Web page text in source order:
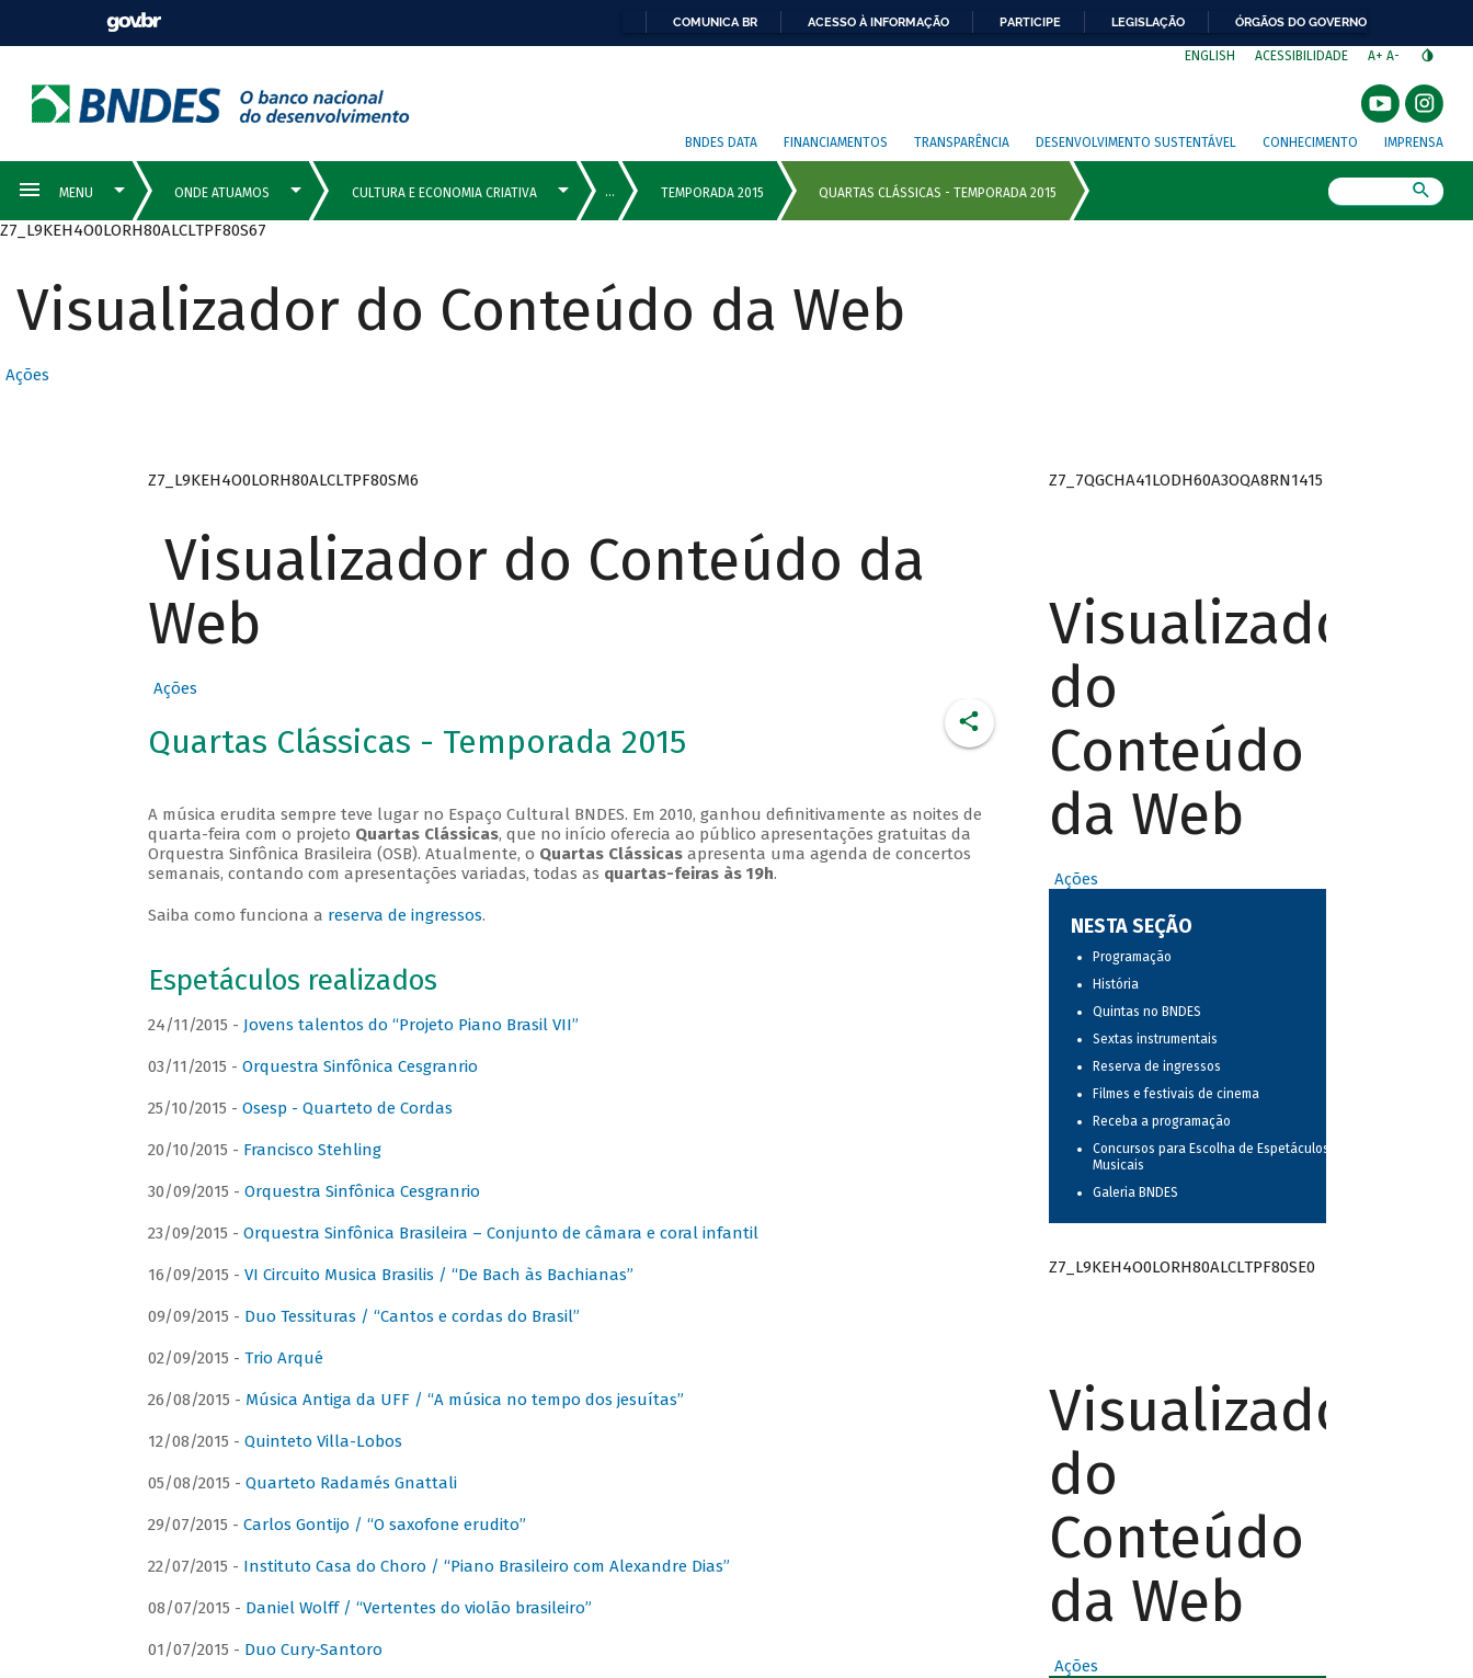
COMUNICA BR ACESSO À INFORMAÇÃO PARTICIPE LEGISLAÇÃO ÓRGÃOS DO GOVERNO
ENGLISH ACESSIBILIDADE A+ A-
BNDES DATA FINANCIAMENTOS TRANSPARÊNCIA DESENVOLVIMENTO SUSTENTÁVEL CONHECIMENTO IMPRENSA
Z7_L9KEH4O0LORH80ALCLTPF80S67
Visualizador do Conteúdo da Web
Ações
Z7_L9KEH4O0LORH80ALCLTPF80SM6
Visualizador do Conteúdo da
Web
Ações
Quartas Clássicas - Temporada 2015
A música erudita sempre teve lugar no Espaço Cultural BNDES. Em 2010, ganhou definitivamente as noites de
quarta-feira com o projeto Quartas Clássicas, que no início oferecia ao público apresentações gratuitas da
Orquestra Sinfônica Brasileira (OSB). Atualmente, o Quartas Clássicasapresenta uma agenda de concertos
semanais, contando com apresentações variadas, todas as quartas-feiras às 19h.
Saiba como funciona a reserva de ingressos.
Espetáculos realizados
24/11/2015 - Jovens talentos do “Projeto Piano Brasil VII”
03/11/2015 - Orquestra Sinfônica Cesgranrio
25/10/2015 - Osesp - Quarteto de Cordas
20/10/2015 - Francisco Stehling
30/09/2015 - Orquestra Sinfônica Cesgranrio
23/09/2015 - Orquestra Sinfônica Brasileira – Conjunto de câmara e coral infantil
16/09/2015 - VI Circuito Musica Brasilis / “De Bach às Bachianas”
09/09/2015 - Duo Tessituras / “Cantos e cordas do Brasil”
02/09/2015 - Trio Arqué
26/08/2015 - Música Antiga da UFF / “A música no tempo dos jesuítas”
12/08/2015 - Quinteto Villa-Lobos
05/08/2015 - Quarteto Radamés Gnattali
29/07/2015 - Carlos Gontijo / “O saxofone erudito”
22/07/2015 - Instituto Casa do Choro / “Piano Brasileiro com Alexandre Dias”
08/07/2015 - Daniel Wolff / “Vertentes do violão brasileiro”
01/07/2015 - Duo Cury-Santoro
Z7_7QGCHA41LODH60A3OQA8RN1415
Visualizador
do
Conteúdo
da Web
Ações
NESTA SEÇÃO
Programação
História
Quintas no BNDES
Sextas instrumentais
Reserva de ingressos
Filmes e festivais de cinema
Receba a programação
Concursos para Escolha de Espetáculos
Musicais
Galeria BNDES
Z7_L9KEH4O0LORH80ALCLTPF80SE0
Visualizador
do
Conteúdo
da Web
Ações